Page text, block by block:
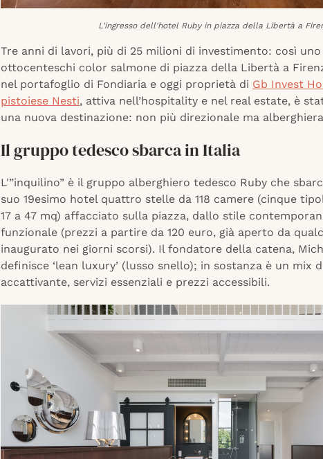
L'ingresso dell'hotel Ruby in piazza della Libertà a
Tre anni di lavori, più di 25 milioni di investimento: così
ottocenteschi color salmone di piazza della Libertà a
nel portafoglio di Fondiaria e oggi proprietà di Gb Invest
pistoiese Nesti, attiva nell’hospitality e nel real estate, è
una nuova destinazione: non più direzionale ma
Il gruppo tedesco sbarca in Italia
L'”inquilino” è il gruppo alberghiero tedesco Ruby che
suo 19esimo hotel quattro stelle da 118 camere (cinque
17 a 47 mq) affacciato sulla piazza, dallo stile
funzionale (prezzi a partire da 120 euro, già aperto da
inaugurato nei giorni scorsi). Il fondatore della catena,
definisce ‘lean luxury’ (lusso snello); in sostanza è un mix
accattivante, servizi essenziali e prezzi accessibili.